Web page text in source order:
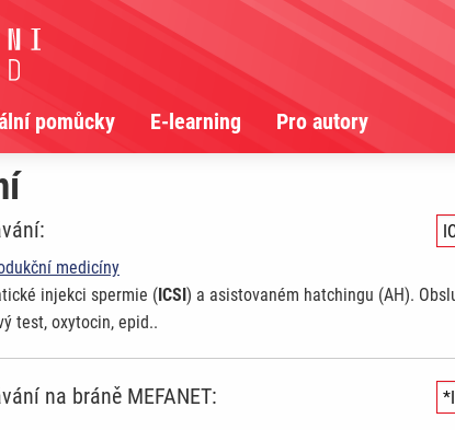
pomůcky E-learning Pro autory
medicíny
injekci spermie (ICSI ) a asistovaném hatchingu (AH).
test, oxytocin, epid..
na bráně MEFANET: